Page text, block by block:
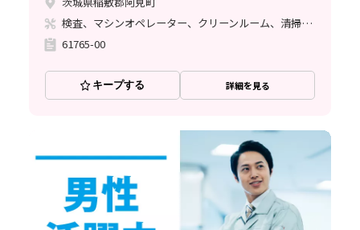
検査、マシンオペレーター、クリーンルーム、清掃・洗浄、その他
61765-00
キープする 詳細を見る